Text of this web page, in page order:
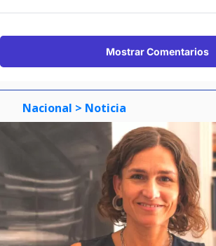
Mostrar Comentarios
Nacional > Noticia